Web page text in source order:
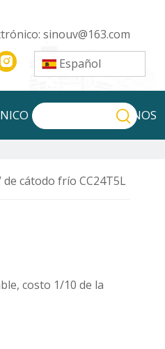
sinouv@163.com
Español
CONTÁCTENOS
de cátodo frío CC24T5L
costo 1/10 de la